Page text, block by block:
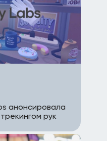
анонсировала
рук